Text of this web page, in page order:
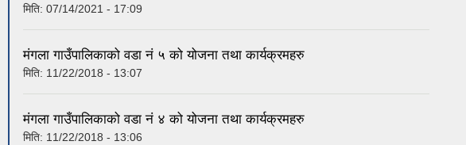
मिति: 07/14/2021 - 17:09
मंगला गाउँपालिकाको वडा नं ५ को योजना तथा कार्यक्रमहरु
मिति: 11/22/2018 - 13:07
मंगला गाउँपालिकाको वडा नं ४ को योजना तथा कार्यक्रमहरु
मिति: 11/22/2018 - 13:06